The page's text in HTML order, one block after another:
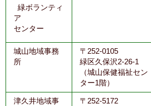
緑ボランティ
ア
センター
城山地域事務
所
〒252-0105
緑区久保沢2-26-1
（城山保健福祉セン
ター1階）
津久井地域事
〒252-5172